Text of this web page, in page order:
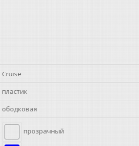
Cruise
пластик
ободковая
прозрачный